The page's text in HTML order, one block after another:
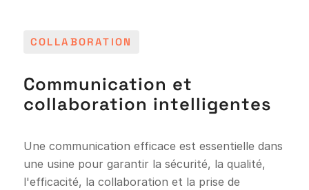
COLLABORATION
Communication et
collaboration intelligentes
Une communication efficace est essentielle dans
une usine pour garantir la sécurité, la qualité,
l'efficacité, la collaboration et la prise de